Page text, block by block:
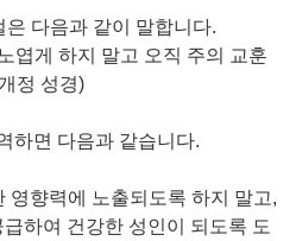
다음과 같이 말합니다.
엽게 하지 말고 오직 주의 교훈
정 성경)
하면 다음과 같습니다.
영향력에 노출되도록 하지 말고,
하여 건강한 성인이 되도록 도